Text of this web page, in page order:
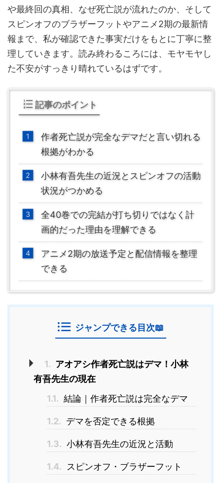
や最終回の真相、なぜ死亡説が流れたのか、そして
スピンオフのブラザーフットやアニメ2期の最新情
報まで、私が確認できた事実だけをもとに丁寧に整
理していきます。読み終わるころには、モヤモヤし
た不安がすっきり晴れているはずです。
記事のポイント
作者死亡説が完全なデマだと言い切れる
根拠がわかる
小林有吾先生の近況とスピンオフの活動
状況がつかめる
全40巻での完結が打ち切りではなく計
画的だった理由を理解できる
アニメ2期の放送予定と配信情報を整理
できる
ジャンプできる目次📖
1. アオアシ作者死亡説はデマ！小林
有吾先生の現在
1.1. 結論｜作者死亡説は完全なデマ
1.2. デマを否定できる根拠
1.3. 小林有吾先生の近況と活動
1.4. スピンオフ・ブラザーフット